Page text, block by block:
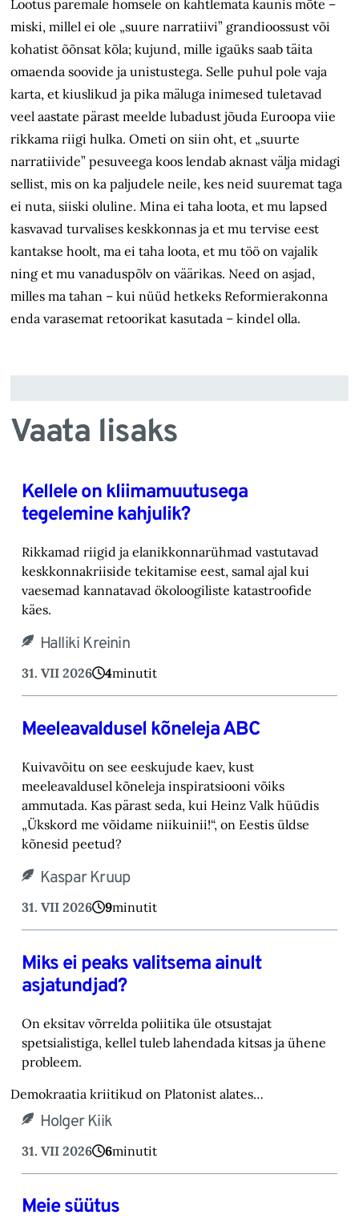
Lootus paremale homsele on kahtlemata kaunis mõte –
miski, millel ei ole „suure narratiivi” grandioossust või
kohatist õõnsat kõla; kujund, mille igaüks saab täita
omaenda soovide ja unistustega. Selle puhul pole vaja
karta, et kiuslikud ja pika mäluga inimesed tuletavad
veel aastate pärast meelde lubadust jõuda Euroopa viie
rikkama riigi hulka. Ometi on siin oht, et „suurte
narratiivide” pesuveega koos lendab aknast välja midagi
sellist, mis on ka paljudele neile, kes neid suuremat taga
ei nuta, siiski oluline. Mina ei taha loota, et mu lapsed
kasvavad turvalises keskkonnas ja et mu tervise eest
kantakse hoolt, ma ei taha loota, et mu töö on vajalik
ning et mu vanaduspõlv on väärikas. Need on asjad,
milles ma tahan – kui nüüd hetkeks Reformierakonna
enda varasemat retoorikat kasutada – kindel olla.
Vaata lisaks
Kellele on kliimamuutusega
tegelemine kahjulik?
Rikkamad riigid ja elanikkonnarühmad vastutavad
keskkonnakriiside tekitamise eest, samal ajal kui
vaesemad kannatavad ökoloogiliste katastroofide
käes.
Halliki Kreinin
31. VII 2026 4minutit
Meeleavaldusel kõneleja ABC
Kuivavõitu on see eeskujude kaev, kust
meeleavaldusel kõneleja inspiratsiooni võiks
ammutada. Kas pärast seda, kui Heinz Valk hüüdis
„Ükskord me võidame niikuinii!“, on Eestis üldse
kõnesid peetud?
Kaspar Kruup
31. VII 2026 9minutit
Miks ei peaks valitsema ainult
asjatundjad?
On eksitav võrrelda poliitika üle otsustajat
spetsialistiga, kellel tuleb lahendada kitsas ja ühene
probleem.
Demokraatia kriitikud on Platonist alates…
Holger Kiik
31. VII 2026 6minutit
Meie süütus